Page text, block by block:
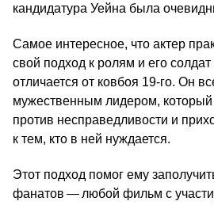
кандидатура Уейна была
Самое интересное, что актер
свой подход к ролям и его
отличается от ковбоя 19-го. Он
мужественным лидером, который
против несправедливости и
к тем, кто в ней нуждается.
Этот подход помог ему
фанатов — любой фильм с